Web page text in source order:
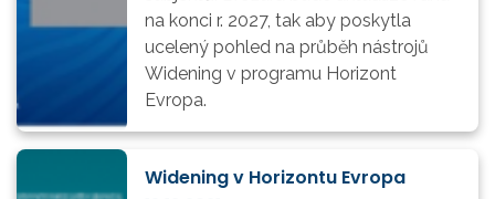
na konci r. 2027, tak aby poskytla
ucelený pohled na průběh nástrojů
Widening v programu Horizont
Evropa.
Widening v Horizontu Evropa